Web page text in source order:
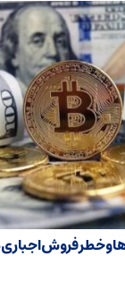
خطر فروش اجباری